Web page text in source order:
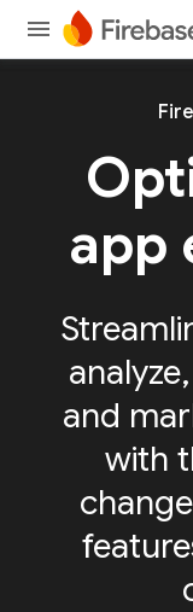
app
and
with